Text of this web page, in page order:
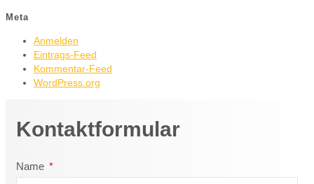
Meta
Anmelden
Eintrags-Feed
Kommentar-Feed
WordPress.org
Kontaktformular
Name